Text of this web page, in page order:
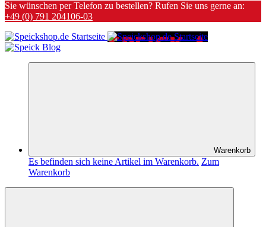
Sie wünschen per Telefon zu bestellen? Rufen Sie uns gerne an:
+49 (0) 791 204106-03
Warenkorb
Es befinden sich keine Artikel im Warenkorb. Zum
Warenkorb